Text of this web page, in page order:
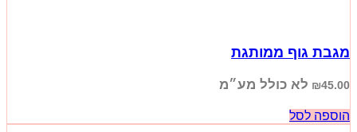
מגבת גוף ממותגת
₪45.00 לא כולל מע״מ
הוספה לסל